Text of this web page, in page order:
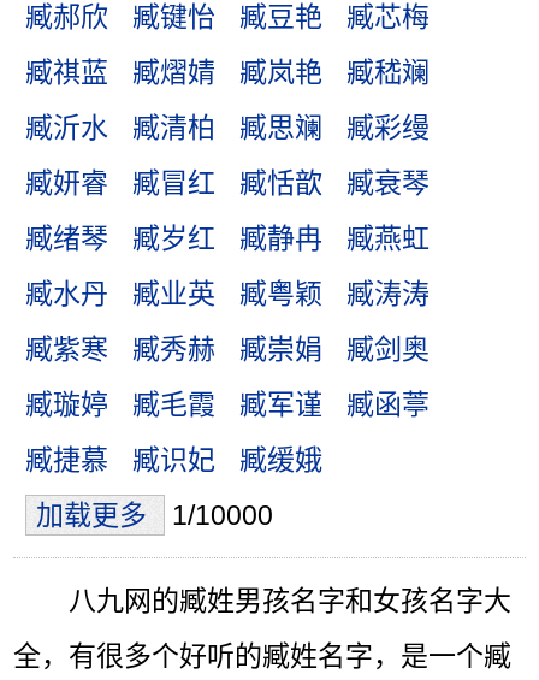
臧郝欣
臧键怡 臧豆艳
臧芯梅
臧祺蓝
臧熠婧 臧岚艳
臧嵇斓
臧沂水
臧清柏 臧思斓
臧彩缦
臧妍睿
臧冒红 臧恬歆
臧衰琴
臧绪琴
臧岁红 臧静冉
臧燕虹
臧水丹
臧业英 臧粤颖
臧涛涛
臧紫寒
臧秀赫 臧崇娟
臧剑奥
臧璇婷
臧毛霞 臧军谨
臧函葶
臧捷慕
臧识妃
臧缓娥
加载更多
1/10000
八九网的臧姓男孩名字和女孩名字大
全，有很多个好听的臧姓名字，是一个臧